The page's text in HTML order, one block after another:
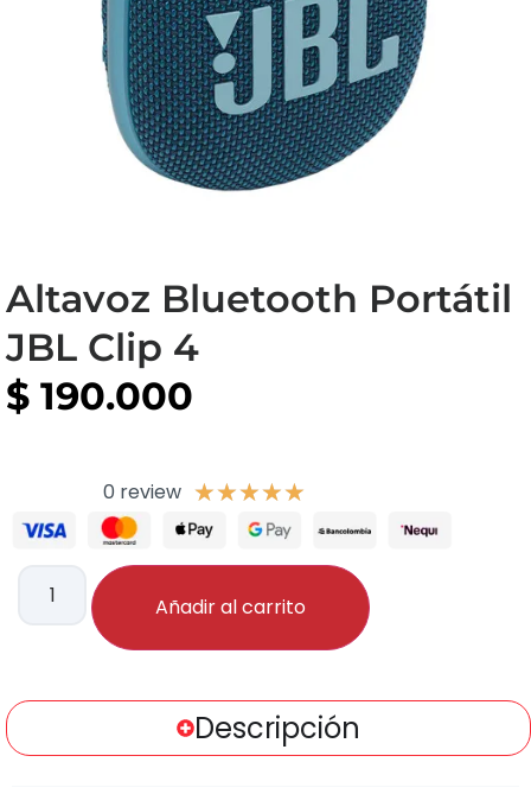
Altavoz Bluetooth Portátil
JBL Clip 4
$ 190.000
0 review ★★★★★
Añadir al carrito
Descripción